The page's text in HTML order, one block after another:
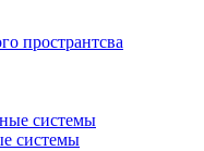
пространтсва
системы
системы